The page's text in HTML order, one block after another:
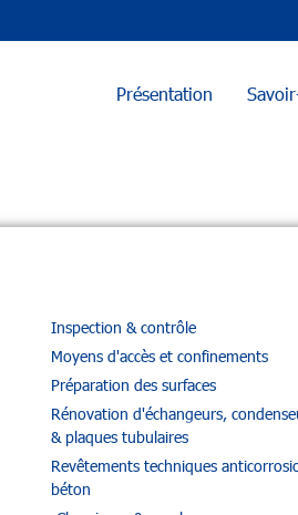
Présentation
Inspection & contrôle
Moyens d'accès et confinements
Préparation des surfaces
Rénovation d'échangeurs,
& plaques tubulaires
Revêtements techniques
béton